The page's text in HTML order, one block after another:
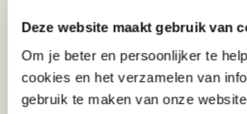
Deze website maakt gebruik van
Om je beter en persoonlijker te
cookies en het verzamelen van
gebruik te maken van onze
Wie kent het
'Weer verliefd op je huis'
hebben met liefde de